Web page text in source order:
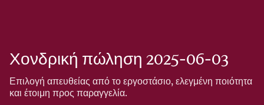
Χονδρική πώληση 2025-06-03
Επιλογή απευθείας από το εργοστάσιο, ελεγμένη ποιότητα
και έτοιμη προς παραγγελία.